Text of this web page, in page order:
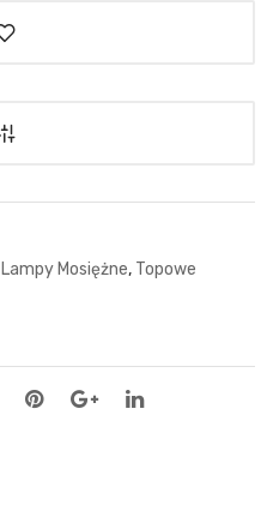
Lampy Mosiężne, Topowe